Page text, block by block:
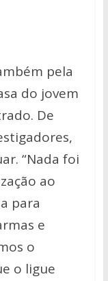
pela
do jovem
De
“Nada foi
ao
para
e
o
o ligue